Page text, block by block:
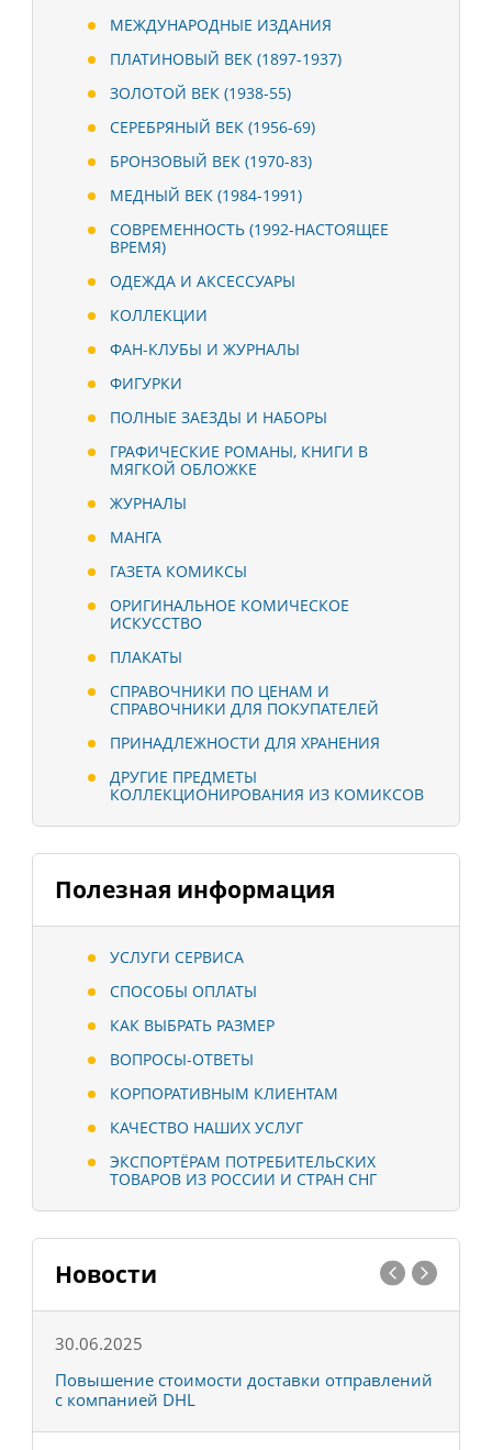
МЕЖДУНАРОДНЫЕ ИЗДАНИЯ
ПЛАТИНОВЫЙ ВЕК (1897-1937)
ЗОЛОТОЙ ВЕК (1938-55)
СЕРЕБРЯНЫЙ ВЕК (1956-69)
БРОНЗОВЫЙ ВЕК (1970-83)
МЕДНЫЙ ВЕК (1984-1991)
СОВРЕМЕННОСТЬ (1992-НАСТОЯЩЕЕ
ВРЕМЯ)
ОДЕЖДА И АКСЕССУАРЫ
КОЛЛЕКЦИИ
ФАН-КЛУБЫ И ЖУРНАЛЫ
ФИГУРКИ
ПОЛНЫЕ ЗАЕЗДЫ И НАБОРЫ
ГРАФИЧЕСКИЕ РОМАНЫ, КНИГИ В
МЯГКОЙ ОБЛОЖКЕ
ЖУРНАЛЫ
МАНГА
ГАЗЕТА КОМИКСЫ
ОРИГИНАЛЬНОЕ КОМИЧЕСКОЕ
ИСКУССТВО
ПЛАКАТЫ
СПРАВОЧНИКИ ПО ЦЕНАМ И
СПРАВОЧНИКИ ДЛЯ ПОКУПАТЕЛЕЙ
ПРИНАДЛЕЖНОСТИ ДЛЯ ХРАНЕНИЯ
ДРУГИЕ ПРЕДМЕТЫ
КОЛЛЕКЦИОНИРОВАНИЯ ИЗ КОМИКСОВ
Полезная информация
УСЛУГИ СЕРВИСА
СПОСОБЫ ОПЛАТЫ
КАК ВЫБРАТЬ РАЗМЕР
ВОПРОСЫ-ОТВЕТЫ
КОРПОРАТИВНЫМ КЛИЕНТАМ
КАЧЕСТВО НАШИХ УСЛУГ
ЭКСПОРТЁРАМ ПОТРЕБИТЕЛЬСКИХ
ТОВАРОВ ИЗ РОССИИ И СТРАН СНГ
Новости
30.06.2025
Повышение стоимости доставки отправлений
с компанией DHL